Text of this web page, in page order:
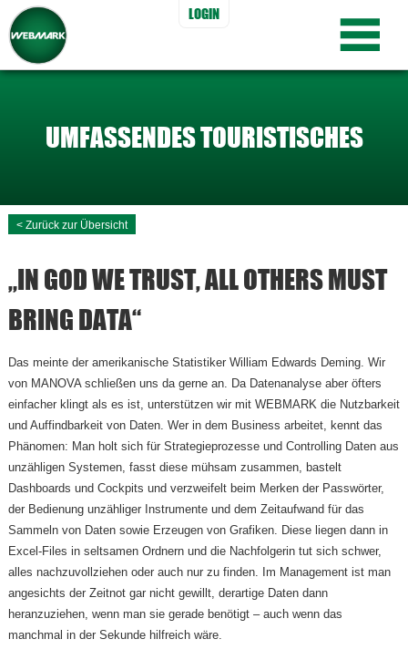
LOGIN
UMFASSENDES TOURISTISCHES
MONITORING
< Zurück zur Übersicht
„IN GOD WE TRUST, ALL OTHERS MUST
BRING DATA“
Das meinte der amerikanische Statistiker William Edwards Deming. Wir
von MANOVA schließen uns da gerne an. Da Datenanalyse aber öfters
einfacher klingt als es ist, unterstützen wir mit WEBMARK die Nutzbarkeit
und Auffindbarkeit von Daten. Wer in dem Business arbeitet, kennt das
Phänomen: Man holt sich für Strategieprozesse und Controlling Daten aus
unzähligen Systemen, fasst diese mühsam zusammen, bastelt
Dashboards und Cockpits und verzweifelt beim Merken der Passwörter,
der Bedienung unzähliger Instrumente und dem Zeitaufwand für das
Sammeln von Daten sowie Erzeugen von Grafiken. Diese liegen dann in
Excel-Files in seltsamen Ordnern und die Nachfolgerin tut sich schwer,
alles nachzuvollziehen oder auch nur zu finden. Im Management ist man
angesichts der Zeitnot gar nicht gewillt, derartige Daten dann
heranzuziehen, wenn man sie gerade benötigt – auch wenn das
manchmal in der Sekunde hilfreich wäre.